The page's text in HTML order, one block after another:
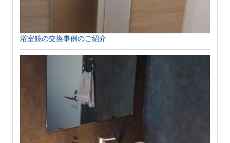
浴室鏡の交換事例のご紹介